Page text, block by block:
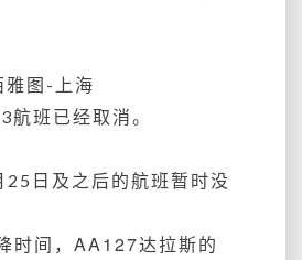
雅图-上海
班已经取消。
日及之后的航班暂时没
时间，AA127达拉斯的